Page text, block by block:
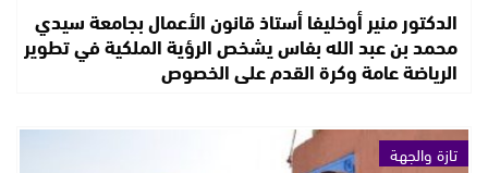
الدكتور منير أوخليفا أستاذ قانون الأعمال بجامعة سيدي
محمد بن عبد الله بفاس يشخص الرؤية الملكية في تطوير
الرياضة عامة وكرة القدم على الخصوص
تازة والجهة